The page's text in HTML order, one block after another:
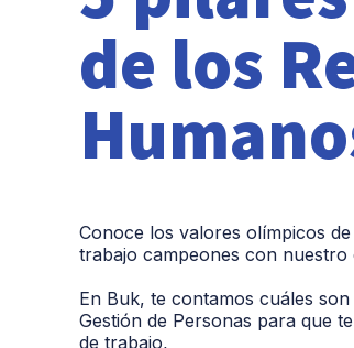
de los
Conoce los valores olímpicos
trabajo campeones con nuestro
En Buk, te contamos cuáles
Gestión de Personas para que
de trabajo,